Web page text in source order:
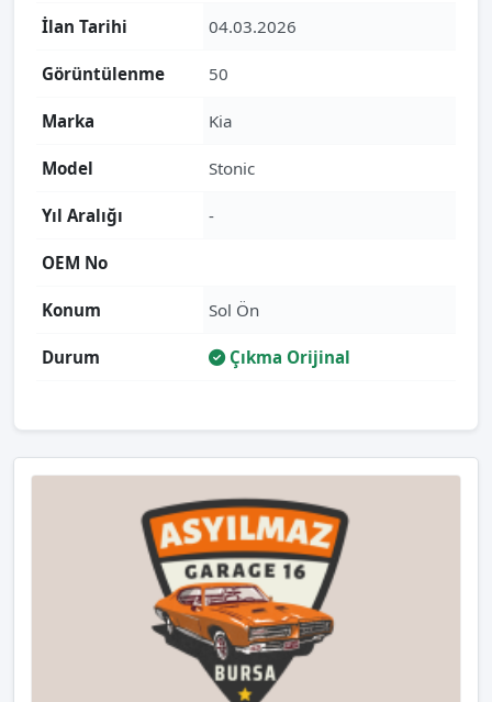
İlan Tarihi 04.03.2026
Görüntülenme 50
Marka Kia
Model Stonic
Yıl Aralığı -
OEM No
Konum Sol Ön
Durum Çıkma Orijinal